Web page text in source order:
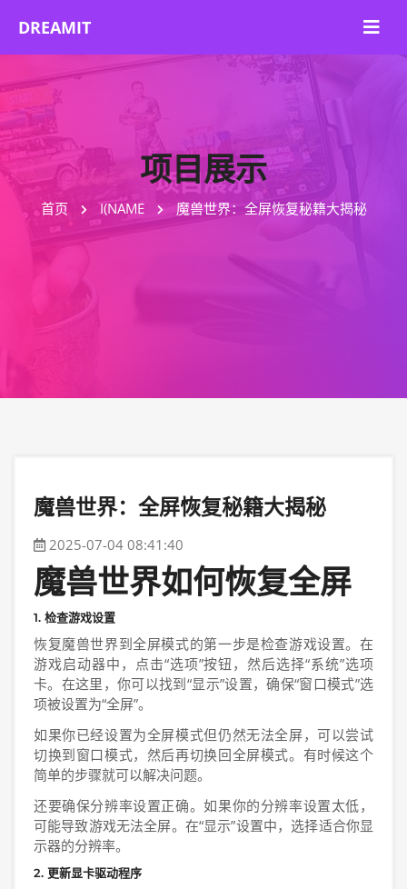
项目展示
首页 I(NAME 魔兽世界：全屏恢复秘籍大揭秘
魔兽世界：全屏恢复秘籍大揭秘
2025-07-04 08:41:40
魔兽世界如何恢复全屏
1. 检查游戏设置
恢复魔兽世界到全屏模式的第一步是检查游戏设置。在
游戏启动器中，点击“选项”按钮，然后选择“系统”选项
卡。在这里，你可以找到“显示”设置，确保“窗口模式”选
项被设置为“全屏”。
如果你已经设置为全屏模式但仍然无法全屏，可以尝试
切换到窗口模式，然后再切换回全屏模式。有时候这个
简单的步骤就可以解决问题。
还要确保分辨率设置正确。如果你的分辨率设置太低，
可能导致游戏无法全屏。在“显示”设置中，选择适合你显
示器的分辨率。
2. 更新显卡驱动程序